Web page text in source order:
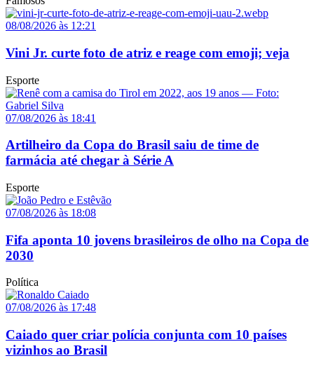
08/08/2026 às 12:21
Vini Jr. curte foto de atriz e reage com emoji; veja
Esporte
07/08/2026 às 18:41
Artilheiro da Copa do Brasil saiu de time de
farmácia até chegar à Série A
Esporte
07/08/2026 às 18:08
Fifa aponta 10 jovens brasileiros de olho na Copa de
2030
Política
07/08/2026 às 17:48
Caiado quer criar polícia conjunta com 10 países
vizinhos ao Brasil